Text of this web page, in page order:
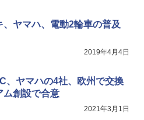
ヤマハ、電動2輪車の普及
2019年4月4日
ヤマハの4社、欧州で交換
ム創設で合意
2021年3月1日